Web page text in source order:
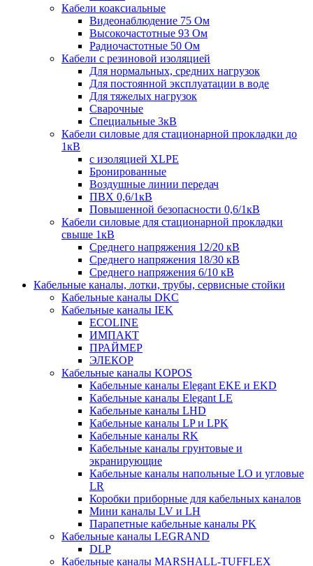
Кабели коаксиальные
Видеонаблюдение 75 Ом
Высокочастотные 93 Ом
Радиочастотные 50 Ом
Кабели с резиновой изоляцией
Для нормальных, средних нагрузок
Для постоянной эксплуатации в воде
Для тяжелых нагрузок
Сварочные
Специальные 3кВ
Кабели силовые для стационарной прокладки до
1кВ
c изоляцией XLPE
Бронированные
Воздушные линии передач
ПВХ 0,6/1кВ
Повышенной безопасности 0,6/1кВ
Кабели силовые для стационарной прокладки
свыше 1кВ
Среднего напряжения 12/20 кВ
Среднего напряжения 18/30 кВ
Среднего напряжения 6/10 кВ
Кабельные каналы, лотки, трубы, сервисные стойки
Кабельные каналы DKC
Кабельные каналы IEK
ECOLINE
ИМПАКТ
ПРАЙМЕР
ЭЛЕКОР
Кабельные каналы KOPOS
Кабельные каналы Elegant EKE и EKD
Кабельные каналы Elegant LE
Кабельные каналы LHD
Кабельные каналы LP и LPK
Кабельные каналы RK
Кабельные каналы грунтовые и
экранирующие
Кабельные каналы напольные LO и угловые
LR
Коробки приборные для кабельных каналов
Мини каналы LV и LH
Парапетные кабельные каналы PK
Кабельные каналы LEGRAND
DLP
Кабельные каналы MARSHALL-TUFFLEX